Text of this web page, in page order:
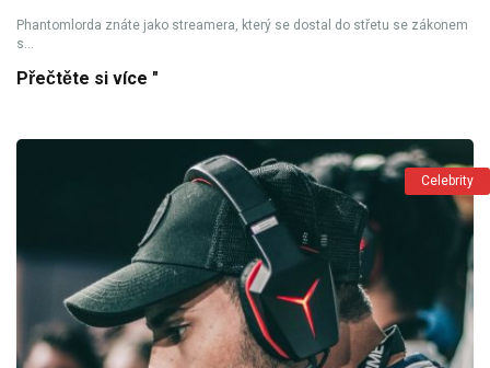
Phantomlorda znáte jako streamera, který se dostal do střetu se zákonem
s...
Přečtěte si více "
Celebrity